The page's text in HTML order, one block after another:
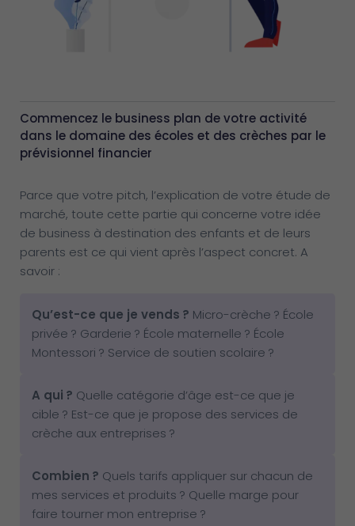
Commencez le business plan de votre activité
dans le domaine des écoles et des crèches par le
prévisionnel financier
Parce que votre pitch, l’explication de votre étude de
marché, toute cette partie qui concerne votre idée
de business à destination des enfants et de leurs
parents est ce qui vient après l’aspect concret. A
savoir :
Qu’est-ce que je vends ? Micro-crèche ? École
privée ? Garderie ? École maternelle ? École
Montessori ? Service de soutien scolaire ?
A qui ? Quelle catégorie d’âge est-ce que je
cible ? Est-ce que je propose des services de
crèche aux entreprises ?
Combien ? Quels tarifs appliquer sur chacun de
mes services et produits ? Quelle marge pour
faire tourner mon entreprise ?